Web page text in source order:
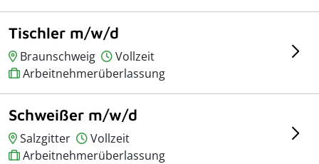
Tischler m/w/d
Braunschweig
Vollzeit
Arbeitnehmerüberlassung
Schweißer m/w/d
Salzgitter
Vollzeit
Arbeitnehmerüberlassung